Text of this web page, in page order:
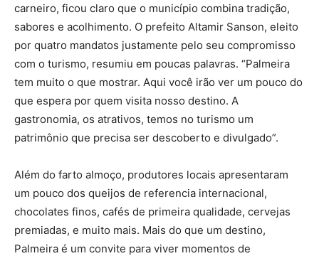
carneiro, ficou claro que o município combina tradição,
sabores e acolhimento. O prefeito Altamir Sanson, eleito
por quatro mandatos justamente pelo seu compromisso
com o turismo, resumiu em poucas palavras. “Palmeira
tem muito o que mostrar. Aqui você irão ver um pouco do
que espera por quem visita nosso destino. A
gastronomia, os atrativos, temos no turismo um
patrimônio que precisa ser descoberto e divulgado”.
Além do farto almoço, produtores locais apresentaram
um pouco dos queijos de referencia internacional,
chocolates finos, cafés de primeira qualidade, cervejas
premiadas, e muito mais. Mais do que um destino,
Palmeira é um convite para viver momentos de